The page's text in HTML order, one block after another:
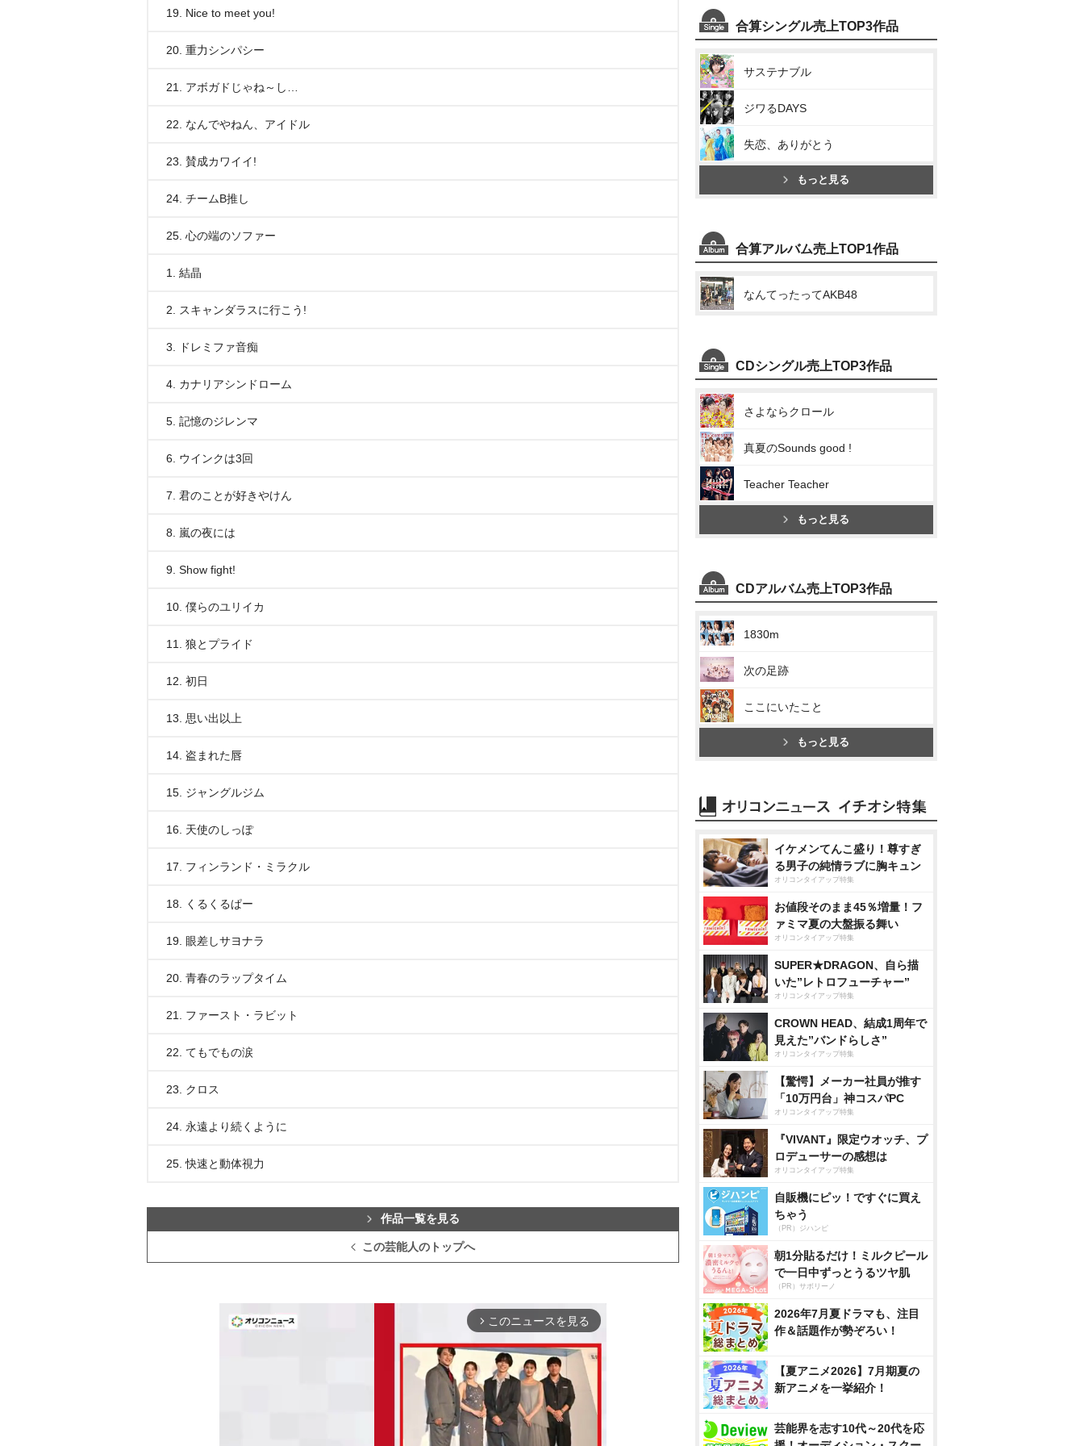
19. Nice to meet you!
20. 重力シンパシー
21. アボガドじゃね～し…
22. なんでやねん、アイドル
23. 賛成カワイイ!
24. チームB推し
25. 心の端のソファー
1. 結晶
2. スキャンダラスに行こう!
3. ドレミファ音痴
4. カナリアシンドローム
5. 記憶のジレンマ
6. ウインクは3回
7. 君のことが好きやけん
8. 嵐の夜には
9. Show fight!
10. 僕らのユリイカ
11. 狼とプライド
12. 初日
13. 思い出以上
14. 盗まれた唇
15. ジャングルジム
16. 天使のしっぽ
17. フィンランド・ミラクル
18. くるくるぱー
19. 眼差しサヨナラ
20. 青春のラップタイム
21. ファースト・ラビット
22. てもでもの涙
23. クロス
24. 永遠より続くように
25. 快速と動体視力
作品一覧を見る
この芸能人のトップへ
arrow_forward_ios このニュースを見る
合算シングル売上TOP3作品
サステナブル
ジワるDAYS
失恋、ありがとう
もっと見る
合算アルバム売上TOP1作品
なんてったってAKB48
CDシングル売上TOP3作品
さよならクロール
真夏のSounds good !
Teacher Teacher
もっと見る
CDアルバム売上TOP3作品
1830m
次の足跡
ここにいたこと
もっと見る
イケメンてんこ盛り！尊すぎ
る男子の純情ラブに胸キュン
オリコンタイアップ特集
お値段そのまま45％増量！フ
ァミマ夏の大盤振る舞い
オリコンタイアップ特集
SUPER★DRAGON、自ら描
いた”レトロフューチャー”
オリコンタイアップ特集
CROWN HEAD、結成1周年で
見えた”バンドらしさ”
オリコンタイアップ特集
【驚愕】メーカー社員が推す
「10万円台」神コスパPC
オリコンタイアップ特集
『VIVANT』限定ウオッチ、プ
ロデューサーの感想は
オリコンタイアップ特集
自販機にピッ！ですぐに買え
ちゃう
（PR）ジハンピ
朝1分貼るだけ！ミルクピール
で一日中ずっとうるツヤ肌
（PR）サボリーノ
2026年7月夏ドラマも、注目
作＆話題作が勢ぞろい！
【夏アニメ2026】7月期夏の
新アニメを一挙紹介！
芸能界を志す10代～20代を応